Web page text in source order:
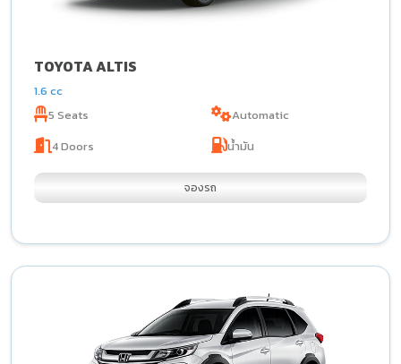
TOYOTA ALTIS
1.6 cc
5 Seats
4 Doors
Automatic
น้ำมัน
จองรถ